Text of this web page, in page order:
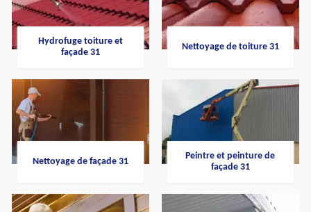
Hydrofuge toiture et
façade 31
Nettoyage de toiture 31
Nettoyage de façade 31
Peintre et peinture de
façade 31